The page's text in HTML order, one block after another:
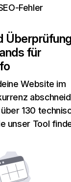
Fehler
für
Website im
130
unser Tool